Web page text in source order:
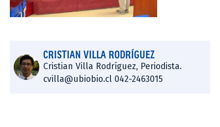
CRISTIAN VILLA RODRÍGUEZ
Cristian Villa Rodríguez, Periodista.
cvilla@ubiobio.cl 042-2463015